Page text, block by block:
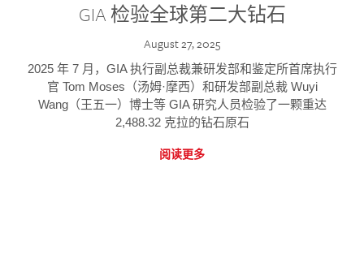
GIA 检验全球第二大钻石
August 27, 2025
2025 年 7 月，GIA 执行副总裁兼研发部和鉴定所首席执行
官 Tom Moses（汤姆·摩西）和研发部副总裁 Wuyi
Wang（王五一）博士等 GIA 研究人员检验了一颗重达
2,488.32 克拉的钻石原石
阅读更多